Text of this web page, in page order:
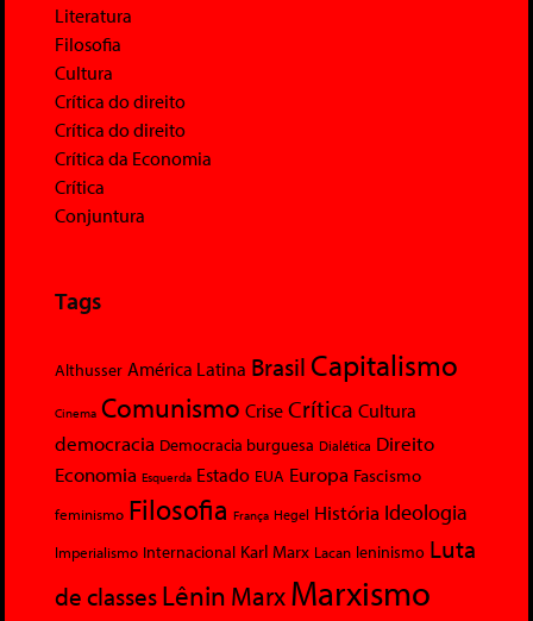
Literatura
Filosofia
Cultura
Crítica do direito
Crítica do direito
Crítica da Economia
Crítica
Conjuntura
Tags
Althusser América Latina Brasil Capitalismo
Cinema Comunismo Crise Crítica Cultura
democracia Democracia burguesa Dialética Direito
Economia Esquerda Estado EUA Europa Fascismo
feminismo Filosofia França Hegel História Ideologia
Imperialismo Internacional Karl Marx Lacan leninismo Luta
de classesLênin MarxMarxismo